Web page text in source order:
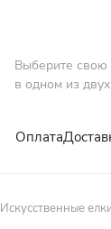
Выберите
в одном из
Оплата
Искусственные